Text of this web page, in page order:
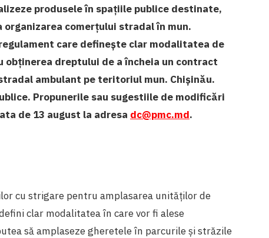
produsele în spațiile publice destinate,
comerțului stradal în mun.
care definește clar modalitatea de
dreptului de a încheia un contract
ambulant pe teritoriul mun. Chișinău.
Propunerile sau sugestiile de modificări
de 13 august la adresa dc@pmc.md.
cu strigare pentru amplasarea unităților de
clar modalitatea în care vor fi alese
să amplaseze gheretele în parcurile și străzile